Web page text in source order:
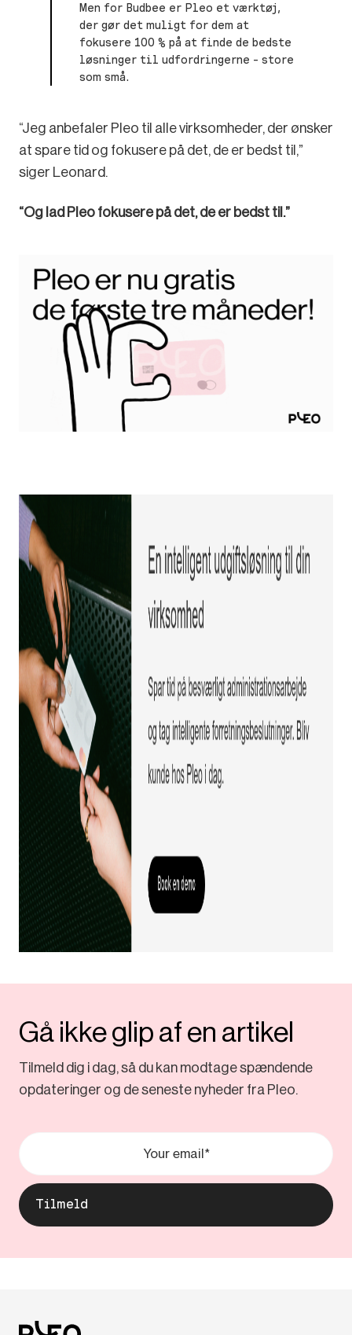
Men for Budbee er Pleo et værktøj,
der gør det muligt for dem at
fokusere 100 % på at finde de bedste
løsninger til udfordringerne – store
som små.
“Jeg anbefaler Pleo til alle virksomheder, der ønsker
at spare tid og fokusere på det, de er bedst til,”
siger Leonard.
“Og lad Pleo fokusere på det, de er bedst til.”
Gå ikke glip af en artikel
Tilmeld dig i dag, så du kan modtage spændende
opdateringer og de seneste nyheder fra Pleo.